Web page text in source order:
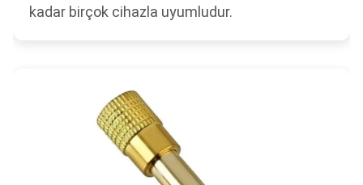
kadar birçok cihazla uyumludur.